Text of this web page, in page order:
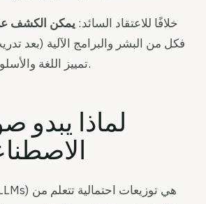
خلافًا للاعتقاد السائد: يمكن الكشف
فكل من البشر والبرامج الآلية (بعد
تمييز اللغة والأسلوب والخيارات الدلالية.
لماذا يبدو